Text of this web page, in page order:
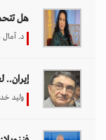
هل تتحمل
د.
إيران..
وليد